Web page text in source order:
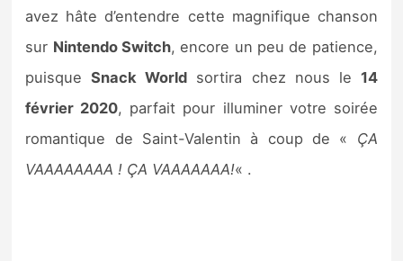
avez hâte d’entendre cette magnifique chanson
sur Nintendo Switch, encore un peu de patience,
puisqueSnack World sortira chez nous le 14
février 2020, parfait pour illuminer votre soirée
romantique de Saint-Valentin à coup de « ÇA
VAAAAAAAA ! ÇA VAAAAAAA!« .